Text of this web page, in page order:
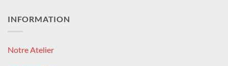
INFORMATION
Notre Atelier